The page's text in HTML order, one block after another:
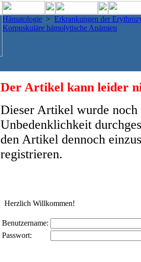
Hämatologie > Erkrankungen der
Korpuskuläre hämolytische Anämien
Der Artikel kann leider
Dieser Artikel wurde
Unbedenklichkeit
den Artikel dennoch
registrieren.
Herzlich Willkommen!
Benutzername:
Passwort: